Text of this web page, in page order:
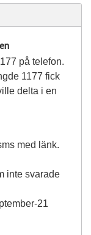
på telefon.
1177 fick
delta i en
med länk.
inte svarade
21